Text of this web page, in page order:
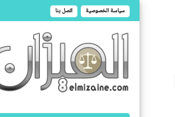
سياسة الخصوصية اتصل بنا